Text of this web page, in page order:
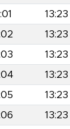
13:23
13:23
13:23
13:23
13:23
13:23